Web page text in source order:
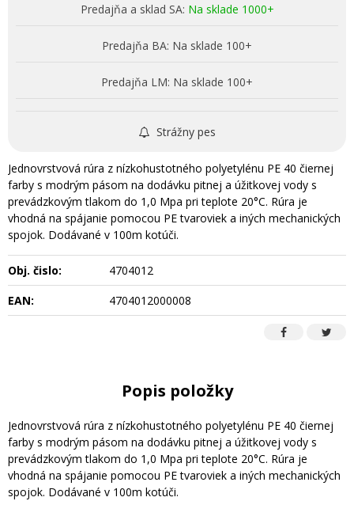
Predajňa a sklad SA: Na sklade 1000+
Predajňa BA: Na sklade 100+
Predajňa LM: Na sklade 100+
Strážny pes
Jednovrstvová rúra z nízkohustotného polyetylénu PE 40 čiernej
farby s modrým pásom na dodávku pitnej a úžitkovej vody s
prevádzkovým tlakom do 1,0 Mpa pri teplote 20°C. Rúra je
vhodná na spájanie pomocou PE tvaroviek a iných mechanických
spojok. Dodávané v 100m kotúči.
Obj. čislo:
4704012
EAN:
4704012000008
Popis položky
Jednovrstvová rúra z nízkohustotného polyetylénu PE 40 čiernej
farby s modrým pásom na dodávku pitnej a úžitkovej vody s
prevádzkovým tlakom do 1,0 Mpa pri teplote 20°C. Rúra je
vhodná na spájanie pomocou PE tvaroviek a iných mechanických
spojok. Dodávané v 100m kotúči.